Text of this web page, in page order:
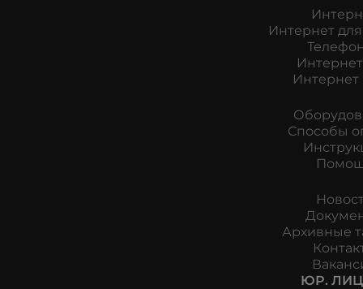
Интернет
Интернет
Интернет
Способы
Архивные
ЮР.